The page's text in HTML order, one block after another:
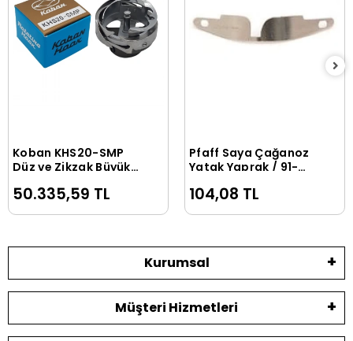
Sepete Ekle
Koban KHS20-SMP
Düz ve Zikzak Büyük
50.335,59 TL
Sepete Ekle
Pfaff Saya Çağanoz
Yatak Yaprak / 91-
104,08 TL
Kurumsal
Müşteri Hizmetleri